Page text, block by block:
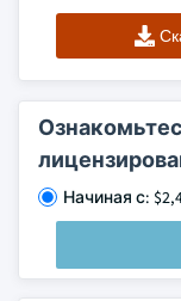
Начиная с: